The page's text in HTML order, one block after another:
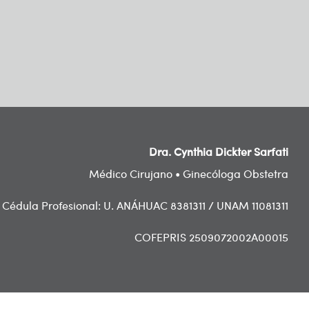
Dra. Cynthia Dickter Sarfati
Médico Cirujano • Ginecóloga Obstetra
Cédula Profesional: U. ANÁHUAC 8381311 / UNAM 11081311
COFEPRIS 2509072002A00015